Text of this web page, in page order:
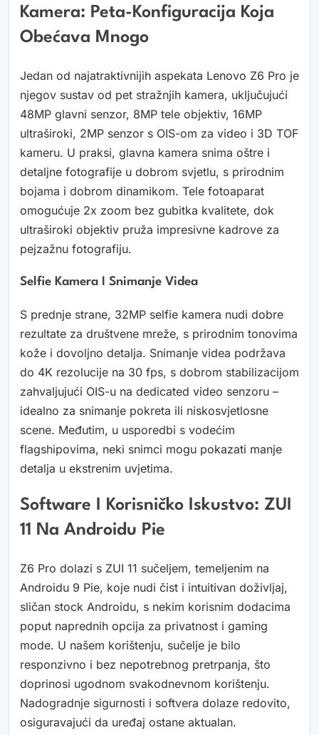
Kamera: Peta-Konfiguracija Koja
Obećava Mnogo
Jedan od najatraktivnijih aspekata Lenovo Z6 Pro je
njegov sustav od pet stražnjih kamera, uključujući
48MP glavni senzor, 8MP tele objektiv, 16MP
ultraširoki, 2MP senzor s OIS-om za video i 3D TOF
kameru. U praksi, glavna kamera snima oštre i
detaljne fotografije u dobrom svjetlu, s prirodnim
bojama i dobrom dinamikom. Tele fotoaparat
omogućuje 2x zoom bez gubitka kvalitete, dok
ultraširoki objektiv pruža impresivne kadrove za
pejzažnu fotografiju.
Selfie Kamera I Snimanje Videa
S prednje strane, 32MP selfie kamera nudi dobre
rezultate za društvene mreže, s prirodnim tonovima
kože i dovoljno detalja. Snimanje videa podržava
do 4K rezolucije na 30 fps, s dobrom stabilizacijom
zahvaljujući OIS-u na dedicated video senzoru –
idealno za snimanje pokreta ili niskosvjetlosne
scene. Međutim, u usporedbi s vodećim
flagshipovima, neki snimci mogu pokazati manje
detalja u ekstrenim uvjetima.
Software I Korisničko Iskustvo: ZUI
11 Na Androidu Pie
Z6 Pro dolazi s ZUI 11 sučeljem, temeljenim na
Androidu 9 Pie, koje nudi čist i intuitivan doživljaj,
sličan stock Androidu, s nekim korisnim dodacima
poput naprednih opcija za privatnost i gaming
mode. U našem korištenju, sučelje je bilo
responzivno i bez nepotrebnog pretrpanja, što
doprinosi ugodnom svakodnevnom korištenju.
Nadogradnje sigurnosti i softvera dolaze redovito,
osiguravajući da uređaj ostane aktualan.